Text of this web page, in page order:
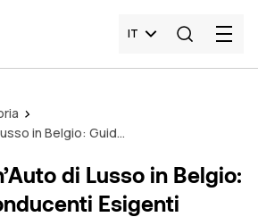
IT
Finanziare un’Auto di Lusso in Belgio: Guida per Conducenti Esigenti
di Lusso in Belgio:
Esigenti